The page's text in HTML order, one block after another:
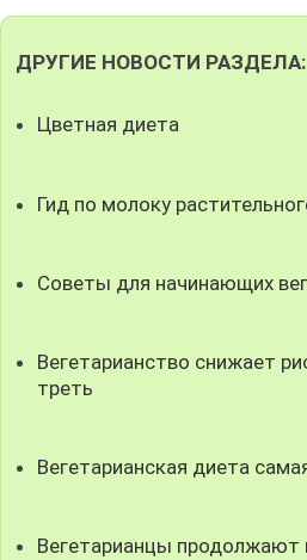
ДРУГИЕ НОВОСТИ РАЗДЕЛА:
Цветная диета
Гид по молоку
Советы для начинающих
Вегетарианство снижает
треть
Вегетарианская диета
Вегетарианцы